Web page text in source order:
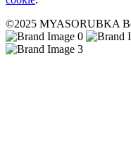
©2025 MYASORUBKA